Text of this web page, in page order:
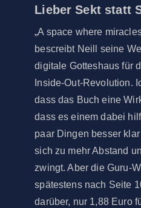
Lieber Sekt statt
„A space where
bescreibt Neill seine
digitale Gotteshaus für
Inside-Out-Revolution.
dass das Buch eine
dass es einem dabei
paar Dingen besser
sich zu mehr Abstand
zwingt. Aber die Guru-
spätestens nach Seite
darüber, nur 1,88 Euro